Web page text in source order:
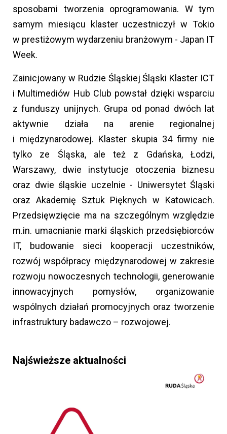
sposobami tworzenia oprogramowania. W tym
samym miesiącu klaster uczestniczył w Tokio
w prestiżowym wydarzeniu branżowym - Japan IT
Week.
Zainicjowany w Rudzie Śląskiej Śląski Klaster ICT
i Multimediów Hub Club powstał dzięki wsparciu
z funduszy unijnych. Grupa od ponad dwóch lat
aktywnie działa na arenie regionalnej
i międzynarodowej. Klaster skupia 34 firmy nie
tylko ze Śląska, ale też z Gdańska, Łodzi,
Warszawy, dwie instytucje otoczenia biznesu
oraz dwie śląskie uczelnie - Uniwersytet Śląski
oraz Akademię Sztuk Pięknych w Katowicach.
Przedsięwzięcie ma na szczególnym względzie
m.in. umacnianie marki śląskich przedsiębiorców
IT, budowanie sieci kooperacji uczestników,
rozwój współpracy międzynarodowej w zakresie
rozwoju nowoczesnych technologii, generowanie
innowacyjnych pomysłów, organizowanie
wspólnych działań promocyjnych oraz tworzenie
infrastruktury badawczo – rozwojowej.
Najświeższe aktualności